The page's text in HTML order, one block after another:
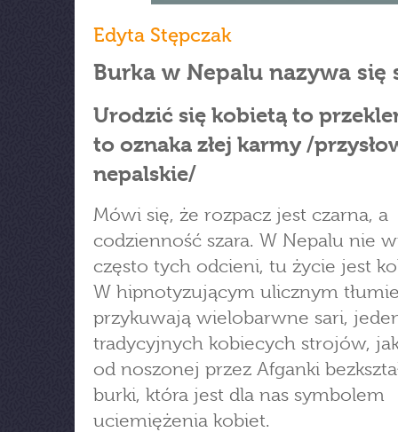
Edyta Stępczak
Burka w Nepalu nazywa się
Urodzić się kobietą to
to oznaka złej karmy /
nepalskie/
Mówi się, że rozpacz jest czarna, a
codzienność szara. W Nepalu nie
często tych odcieni, tu życie jest
W hipnotyzującym ulicznym
przykuwają wielobarwne sari,
tradycyjnych kobiecych strojów,
od noszonej przez Afganki
burki, która jest dla nas symbolem
uciemiężenia kobiet.